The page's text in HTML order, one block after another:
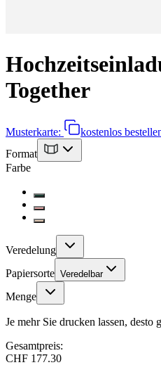
Together
Musterkarte:
kostenlos
Format
Farbe
Veredelung
Papiersorte Veredelbar
Menge
Je mehr Sie drucken lassen,
Gesamtpreis:
CHF 177.30